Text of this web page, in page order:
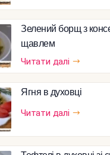
Зелений борщ з
щавлем
Читати далі
Ягня в духовці
Читати далі